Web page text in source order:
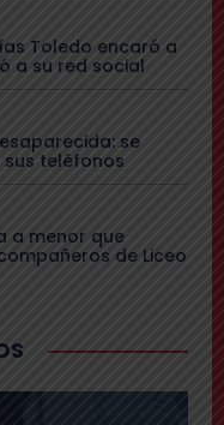
Toledo encaró a
a su red social
se
teléfonos
a menor que
de Liceo